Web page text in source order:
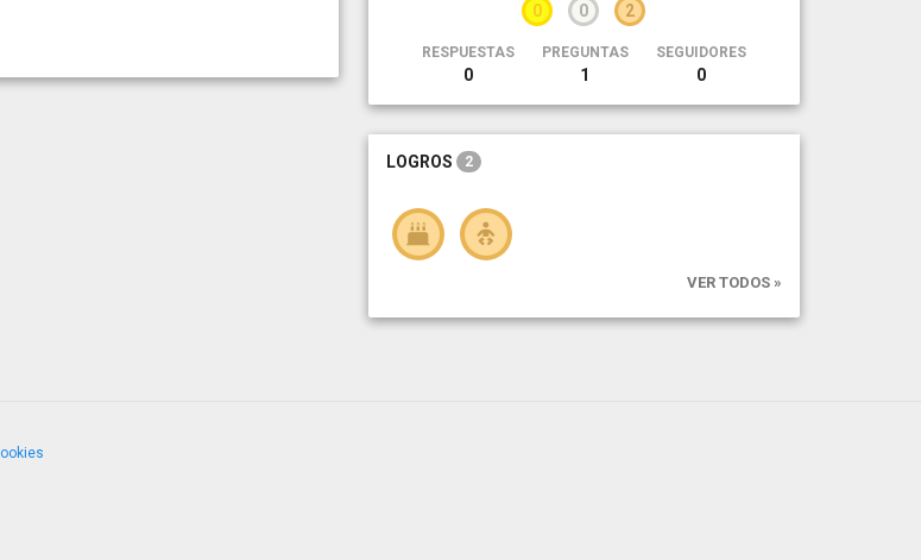
0 0 2
RESPUESTAS
0
PREGUNTAS
1
SEGUIDORES
0
LOGROS 2
VER TODOS »